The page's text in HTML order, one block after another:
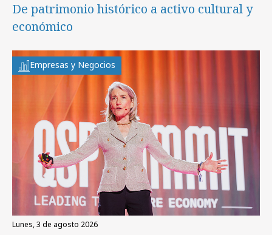
De patrimonio histórico a activo cultural y
económico
Empresas y Negocios
lunes, 3 de agosto 2026